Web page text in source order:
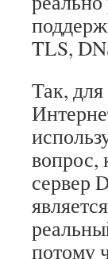
TLS,
Так, для
вопрос,
сервер
потому